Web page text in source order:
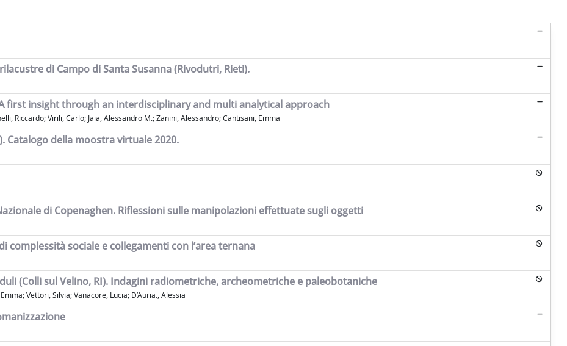
di Campo di Santa Susanna (Rivodutri, Rieti).
first insight through an interdisciplinary and multi analytical approach
Riccardo; Virili, Carlo; Jaia, Alessandro M.; Zanini, Alessandro; Cantisani, Emma
Catalogo della moostra virtuale 2020.
di Copenaghen. Riflessioni sulle manipolazioni effettuate sugli oggetti
sociale e collegamenti con l’area ternana
(Colli sul Velino, RI). Indagini radiometriche, archeometriche e paleobotaniche
Vettori, Silvia; Vanacore, Lucia; D’Auria., Alessia